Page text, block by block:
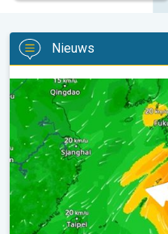
Nieuws
Tyfoon Dolphin op weg